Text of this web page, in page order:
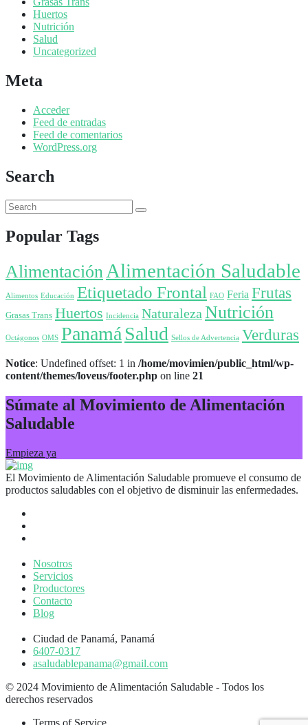
Huertos
Nutrición
Salud
Uncategorized
Meta
Acceder
Feed de entradas
Feed de comentarios
WordPress.org
Search
Popular Tags
Alimentación Alimentación Saludable
Alimentos Educación Etiquetado Frontal FAO Feria Frutas
Grasas Trans Huertos Incidencia Naturaleza Nutrición
Octágonos OMS PanamáSalud Sellos de Advertencia Verduras
Notice: Undefined offset: 1 in /home/movimien/public_html/wp-
content/themes/loveus/footer.php on line 21
Súmate al Movimiento de Alimentación
Saludable
Empieza ya
El Movimiento de Alimentación Saludable promueve el consumo de
productos saludables con el objetivo de disminuir las enfermedades.
Nosotros
Servicios
Productores
Contacto
Blog
Ciudad de Panamá, Panamá
6407-0317
asaludablepanama@gmail.com
© 2024 Movimiento de Alimentación Saludable - Todos los
derechos reservados
Terms of Service